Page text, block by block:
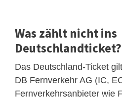
Was zählt nicht ins
Deutschlandticket?
Das Deutschland-Ticket
DB Fernverkehr AG (IC,
Fernverkehrsanbieter wie